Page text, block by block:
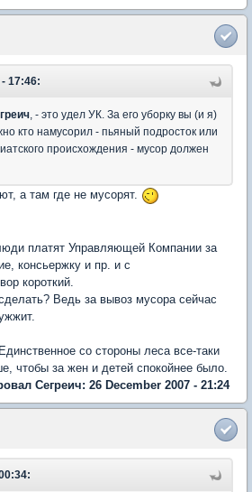
17:46:
, - это удел УК. За его уборку вы (и я)
кто намусорил - пьяный подросток или
происхождения - мусор должен
а там где не мусорят.
платят Управляющей Компании за
консьержку и пр. и с
короткий.
Ведь за вывоз мусора сейчас
со стороны леса все-таки
чтобы за жен и детей спокойнее было.
Сегреич: 26 December 2007 - 21:24